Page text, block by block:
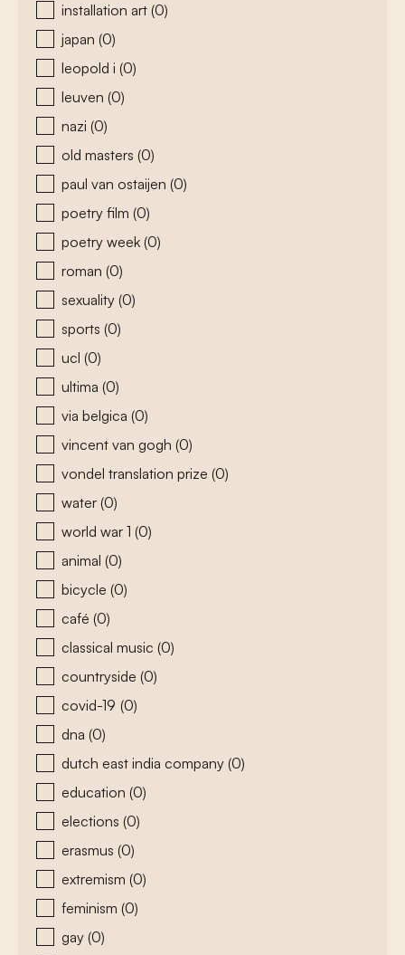
installation art (0)
japan (0)
leopold i (0)
leuven (0)
nazi (0)
old masters (0)
paul van ostaijen (0)
poetry film (0)
poetry week (0)
roman (0)
sexuality (0)
sports (0)
ucl (0)
ultima (0)
via belgica (0)
vincent van gogh (0)
vondel translation prize (0)
water (0)
world war 1 (0)
animal (0)
bicycle (0)
café (0)
classical music (0)
countryside (0)
covid-19 (0)
dna (0)
dutch east india company (0)
education (0)
elections (0)
erasmus (0)
extremism (0)
feminism (0)
gay (0)